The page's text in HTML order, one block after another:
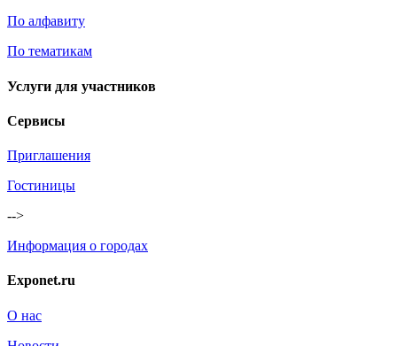
По алфавиту
По тематикам
Услуги для участников
Сервисы
Приглашения
Гостиницы
-->
Информация о городах
Exponet.ru
О нас